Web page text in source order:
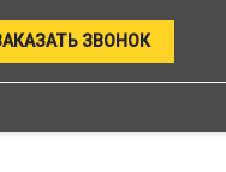
ЗВОНОК